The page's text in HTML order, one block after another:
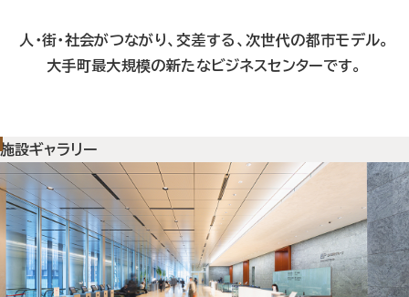
商業施設
CAREERS
職場と働き方データ
ワークライフバランス・福利厚
生
社員アンケート
NEWS & NOTICE
人・街・社会がつながり、交差する、次世代の都市モデル。
大手町最大規模の新たなビジネスセンターです。
施設ギャラリー